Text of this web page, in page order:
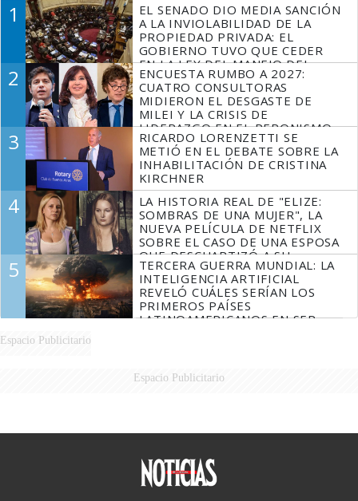
1
EL SENADO DIO MEDIA SANCIÓN
A LA INVIOLABILIDAD DE LA
PROPIEDAD PRIVADA: EL
GOBIERNO TUVO QUE CEDER
EN LA LEY DEL MANEJO DEL
FUEGO
2
ENCUESTA RUMBO A 2027:
CUATRO CONSULTORAS
MIDIERON EL DESGASTE DE
MILEI Y LA CRISIS DE
LIDERAZGO EN EL PERONISMO
3
RICARDO LORENZETTI SE
METIÓ EN EL DEBATE SOBRE LA
INHABILITACIÓN DE CRISTINA
KIRCHNER
4
LA HISTORIA REAL DE "ELIZE:
SOMBRAS DE UNA MUJER", LA
NUEVA PELÍCULA DE NETFLIX
SOBRE EL CASO DE UNA ESPOSA
QUE DESCUARTIZÓ A SU
MARIDO
5
TERCERA GUERRA MUNDIAL: LA
INTELIGENCIA ARTIFICIAL
REVELÓ CUÁLES SERÍAN LOS
PRIMEROS PAÍSES
LATINOAMERICANOS EN SER
Espacio Publicitario
Espacio Publicitario